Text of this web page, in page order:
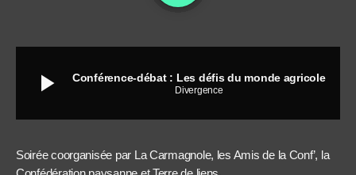
play_arrow Conférence-débat : Les défis du monde agricole
Divergence
Soirée coorganisée par La Carmagnole, les Amis de la Conf’, la